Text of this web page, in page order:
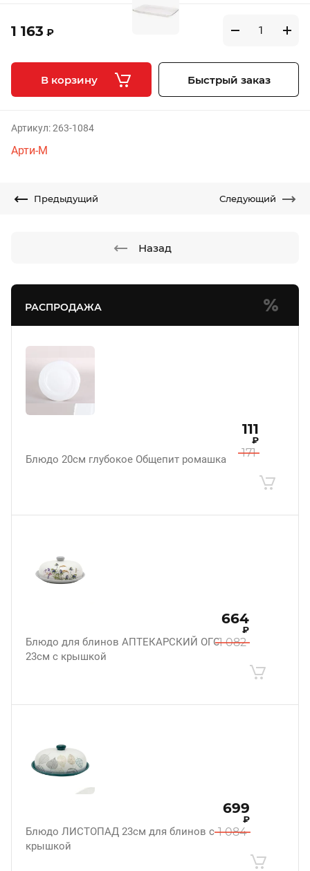
РАСПРОДАЖА
Блюдо 20см глубокое Общепит ромашка 171
111
₽
Блюдо для блинов АПТЕКАРСКИЙ ОГОРОД
23см с крышкой
1 082
664
₽
Блюдо ЛИСТОПАД 23см для блинов с
крышкой
1 084
699
₽
1 163 ₽
В корзину Быстрый заказ
Артикул:263-1084
Арти-М
Предыдущий Следующий
Назад